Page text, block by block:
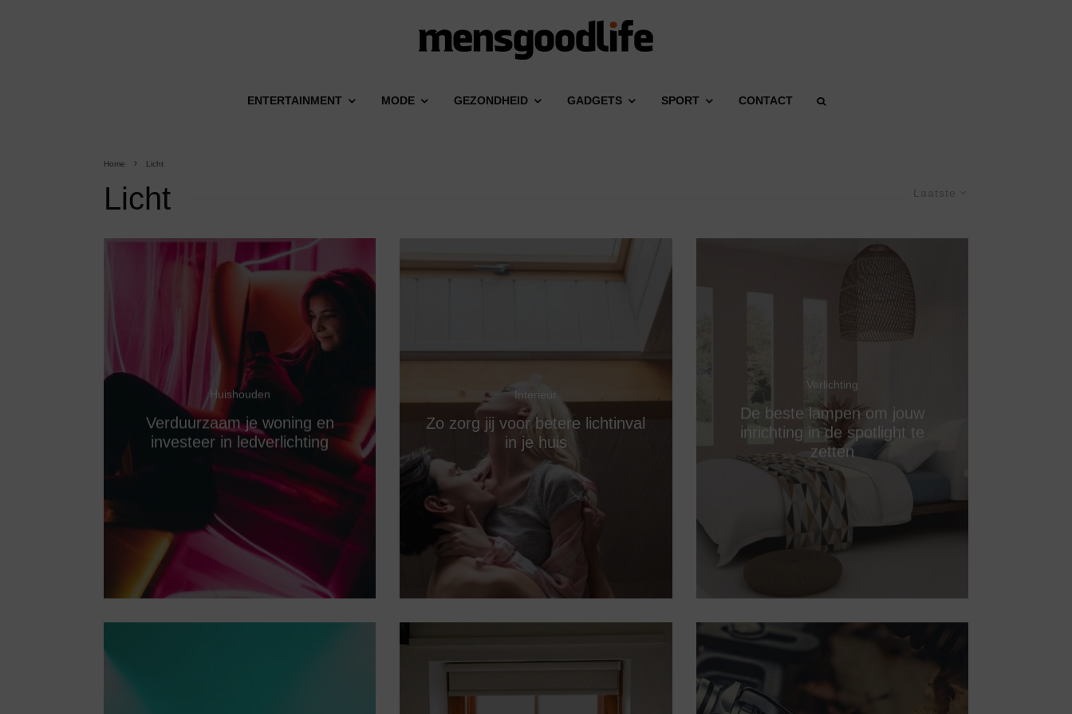
ENTERTAINMENT MODE GEZONDHEID GADGETS SPORT CONTACT
Home Licht
Laatste
Licht
Huishouden
Verduurzaam je woning en
investeer in ledverlichting
Interieur
Zo zorg jij voor betere lichtinval
in je huis
Verlichting
De beste lampen om jouw
inrichting in de spotlight te
zetten